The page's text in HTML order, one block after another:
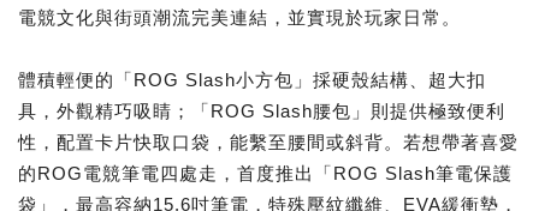
電競文化與街頭潮流完美連結，並實現於玩家日常。
體積輕便的「ROG Slash小方包」採硬殼結構、超大扣
具，外觀精巧吸睛；「ROG Slash腰包」則提供極致便利
性，配置卡片快取口袋，能繫至腰間或斜背。若想帶著喜愛
的ROG電競筆電四處走，首度推出「ROG Slash筆電保護
袋」，最高容納15.6吋筆電，特殊壓紋纖維、EVA緩衝墊，